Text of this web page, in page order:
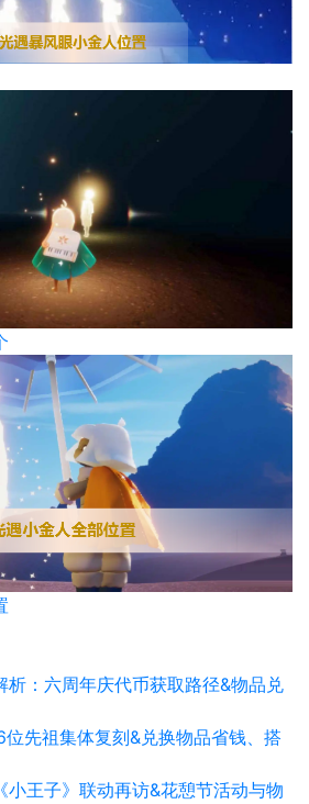
析：六周年庆代币获取路径&物品兑
先祖集体复刻&兑换物品省钱、搭
小王子》联动再访&花憩节活动与物